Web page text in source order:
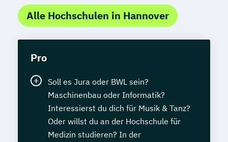
Alle Hochschulen in Hannover
Pro
Soll es Jura oder BWL sein?
Maschinenbau oder Informatik?
Interessierst du dich für Musik & Tanz?
Oder willst du an der Hochschule für
Medizin studieren? In der